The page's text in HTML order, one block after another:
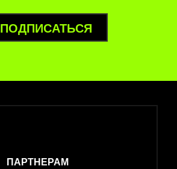
ПОДПИСАТЬСЯ
ПАРТНЕРАМ